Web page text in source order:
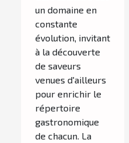
vos plats
quotidiens
un domaine en
constante
évolution, invitant
à la découverte
de saveurs
venues d'ailleurs
pour enrichir le
répertoire
gastronomique
de chacun. La